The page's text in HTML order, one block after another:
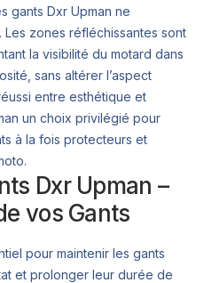
gants Dxr Upman ne
zones réfléchissantes sont
la visibilité du motard dans
sans altérer l’aspect
entre esthétique et
un choix privilégié pour
à la fois protecteurs et
Dxr Upman –
vos Gants
pour maintenir les gants
et prolonger leur durée de